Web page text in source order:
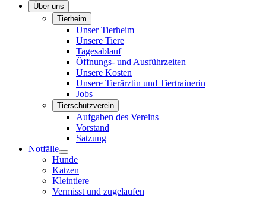
Über uns
Tierheim
Unser Tierheim
Unsere Tiere
Tagesablauf
Öffnungs- und Ausführzeiten
Unsere Kosten
Unsere Tierärztin und Tiertrainerin
Jobs
Tierschutzverein
Aufgaben des Vereins
Vorstand
Satzung
Notfälle
Hunde
Katzen
Kleintiere
Vermisst und zugelaufen